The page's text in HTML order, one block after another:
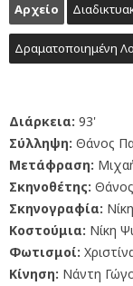
Αρχείο
Δραματοποιημένη
Διάρκεια: 93'
Σύλληψη: Θάνος
Μετάφραση:
Σκηνοθέτης:
Σκηνογραφία:
Κοστούμια: Νίκη
Φωτισμοί:
Κίνηση: Νάντη